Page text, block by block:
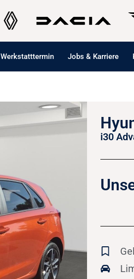
Werkstatttermin Jobs & Karriere
i30